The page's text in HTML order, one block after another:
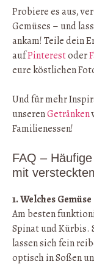
Probiere es aus,
Gemüses – und
ankam! Teile dein
aufPinterestoder
eure köstlichen
Und für mehr
unserenGetränken
Familienessen!
FAQ –
mit
1. Welches
Am besten
Spinat und Kürbis.
lassen sich fein
optisch in Soßen